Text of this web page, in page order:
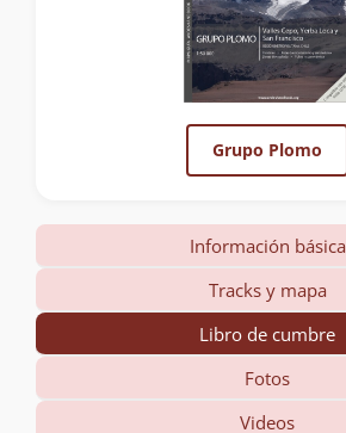
Grupo Plomo
Información básica
Tracks y mapa
Libro de cumbre
Fotos
Videos